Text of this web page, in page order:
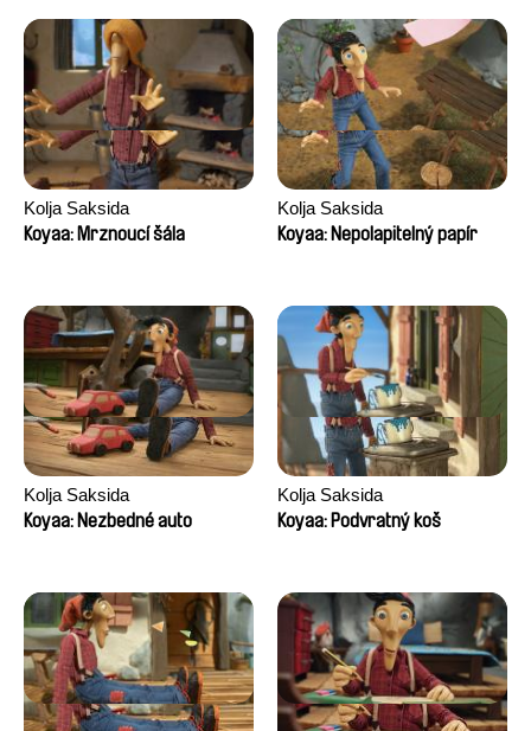
Kolja Saksida
Koyaa: Mrznoucí šála
Kolja Saksida
Koyaa: Nepolapitelný papír
Kolja Saksida
Koyaa: Nezbedné auto
Kolja Saksida
Koyaa: Podvratný koš